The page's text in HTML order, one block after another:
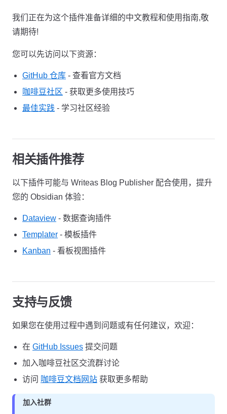
我们正在为这个插件准备详细的中文教程和使用指南,敬
请期待!
您可以先访问以下资源：
GitHub 仓库 - 查看官方文档
咖啡豆社区 - 获取更多使用技巧
最佳实践 - 学习社区经验
相关插件推荐
以下插件可能与 Writeas Blog Publisher 配合使用，提升
您的 Obsidian 体验：
Dataview - 数据查询插件
Templater - 模板插件
Kanban - 看板视图插件
支持与反馈
如果您在使用过程中遇到问题或有任何建议，欢迎：
在 GitHub Issues 提交问题
加入咖啡豆社区交流群讨论
访问 咖啡豆文档网站 获取更多帮助
加入社群